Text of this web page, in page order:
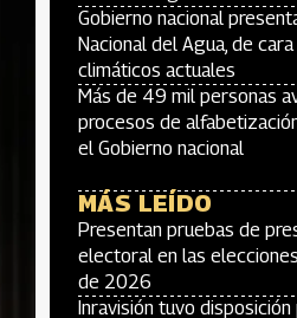
Gobierno nacional
Nacional del Agua, de
climáticos actuales
Más de 49 mil personas
procesos de
el Gobierno nacional
MÁS LEÍDO
Presentan pruebas de
electoral en las
de 2026
Inravisión tuvo